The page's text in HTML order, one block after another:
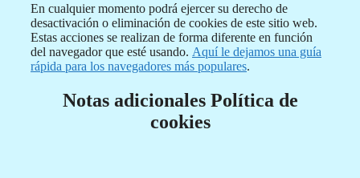
En cualquier momento podrá ejercer su derecho de
desactivación o eliminación de cookies de este sitio web.
Estas acciones se realizan de forma diferente en función
del navegador que esté usando. Aquí le dejamos una guía
rápida para los navegadores más populares.
Notas adicionales Política de
cookies